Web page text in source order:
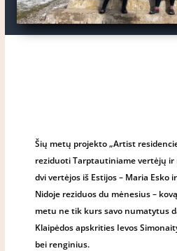
Šių metų projekto „Artist
reziduoti Tarptautiniame vertėjų
dvi vertėjos iš Estijos – Maria Esko
Nidoje reziduos du mėnesius –
metu ne tik kurs savo numatytus
Klaipėdos apskrities Ievos
bei renginius.